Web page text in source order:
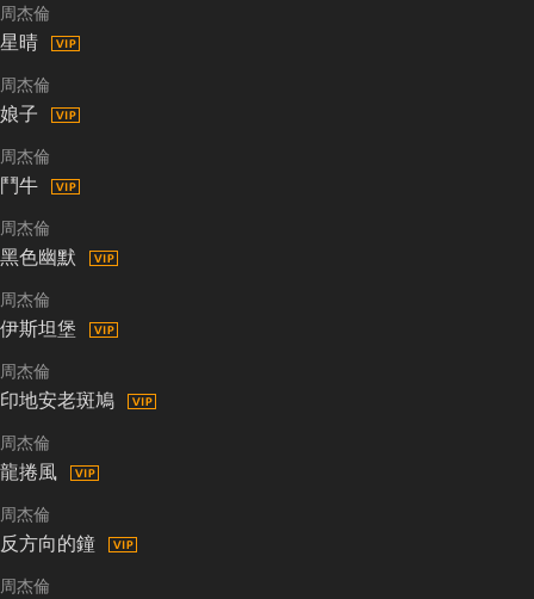
周杰倫
星晴
周杰倫
娘子
周杰倫
鬥牛
周杰倫
黑色幽默
周杰倫
伊斯坦堡
周杰倫
印地安老斑鳩
周杰倫
龍捲風
周杰倫
反方向的鐘
周杰倫